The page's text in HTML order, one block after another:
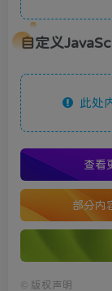
自定义
此处
查看
部分内
版权声明